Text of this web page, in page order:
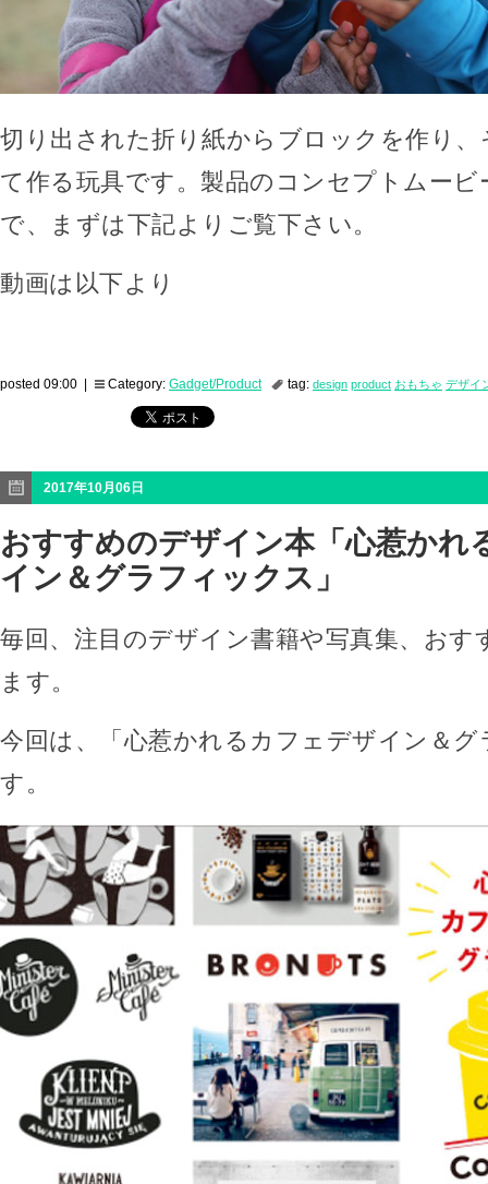
切り出された折り紙からブロックを作り
て作る玩具です。製品のコンセプトムー
で、まずは下記よりご覧下さい。
動画は以下より
posted 09:00 | Category: Gadget/Product tag: design product おもちゃ デザイ
2017年10月06日
おすすめのデザイン本「心惹かれ
イン＆グラフィックス」
毎回、注目のデザイン書籍や写真集、おす
ます。
今回は、「心惹かれるカフェデザイン＆
す。